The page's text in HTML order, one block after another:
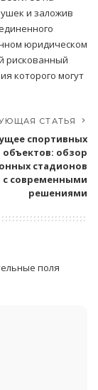
и заложив
юридическом
рискованный
которого могут
СТАТЬЯ
спортивных
объектов: обзор
стадионов
с современными
решениями
поля